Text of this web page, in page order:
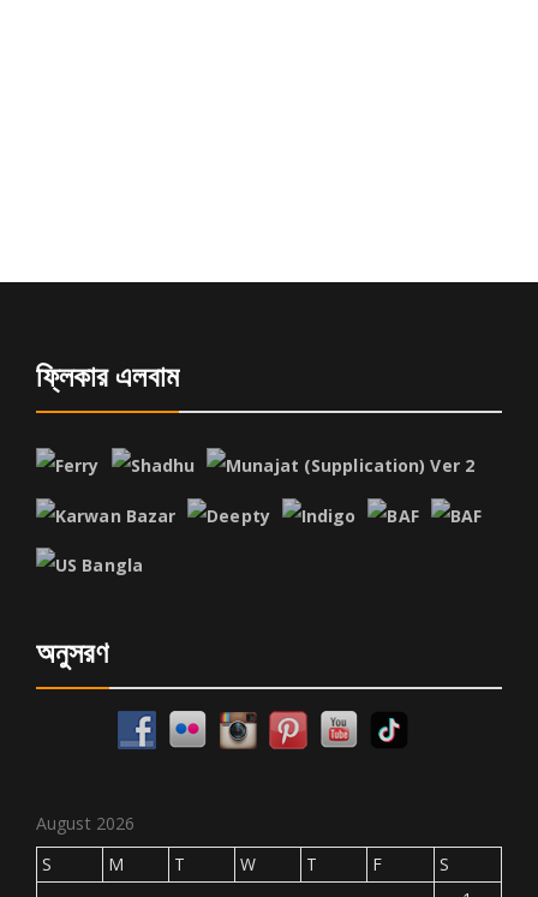
ফ্লিকার এলবাম
অনুসরণ
August 2026
S
M T W T F
S